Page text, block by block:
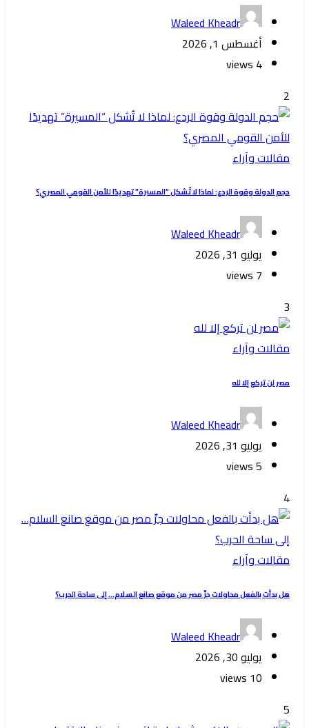
Waleed Kheadr
أغسطس 1, 2026
4 views
2
مقالات وآراء
حجم الدولة وقوة الردع: لماذا لا تُشكل “المسيرة” تهديدًا للأمن القومي المصري؟
Waleed Kheadr
يوليو 31, 2026
7 views
3
مقالات وآراء
‏مصر لن تركع إلا لله
Waleed Kheadr
يوليو 31, 2026
5 views
4
مقالات وآراء
هل بدأت بالفعل محاولات جرِّ مصر من موقع صانع السلام… إلى ساحة الحرب؟
Waleed Kheadr
يوليو 30, 2026
10 views
5